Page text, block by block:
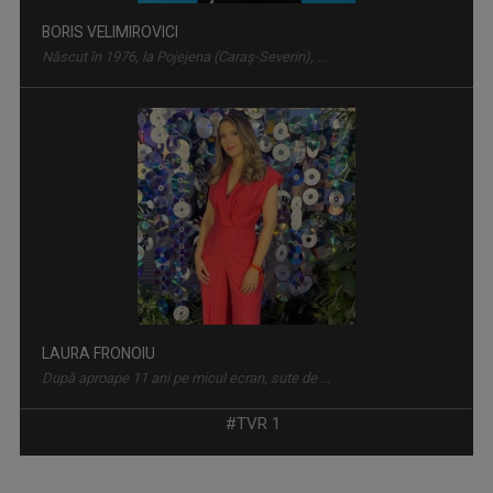
În fiecare miercuri, de la ora 15:00, aveţi ...
LAURA FRONOIU
După aproape 11 ani pe micul ecran, sute de ...
CĂTĂLIN ŞTEFĂNESCU
„Salutare, salutare la toată lumea!” Aşa ne ...
#TVR 1